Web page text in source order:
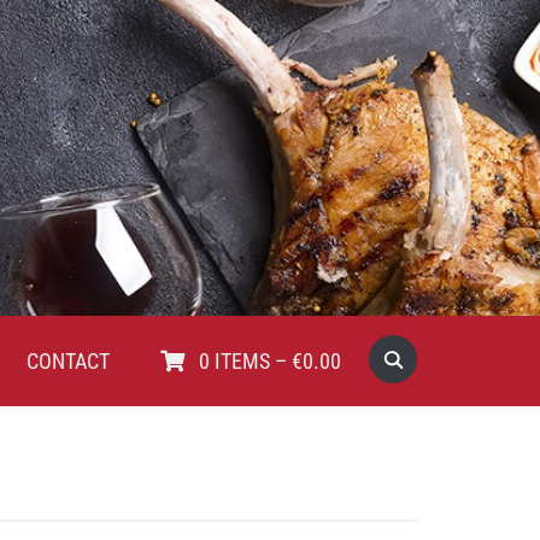
CONTACT 0 ITEMS – €0.00